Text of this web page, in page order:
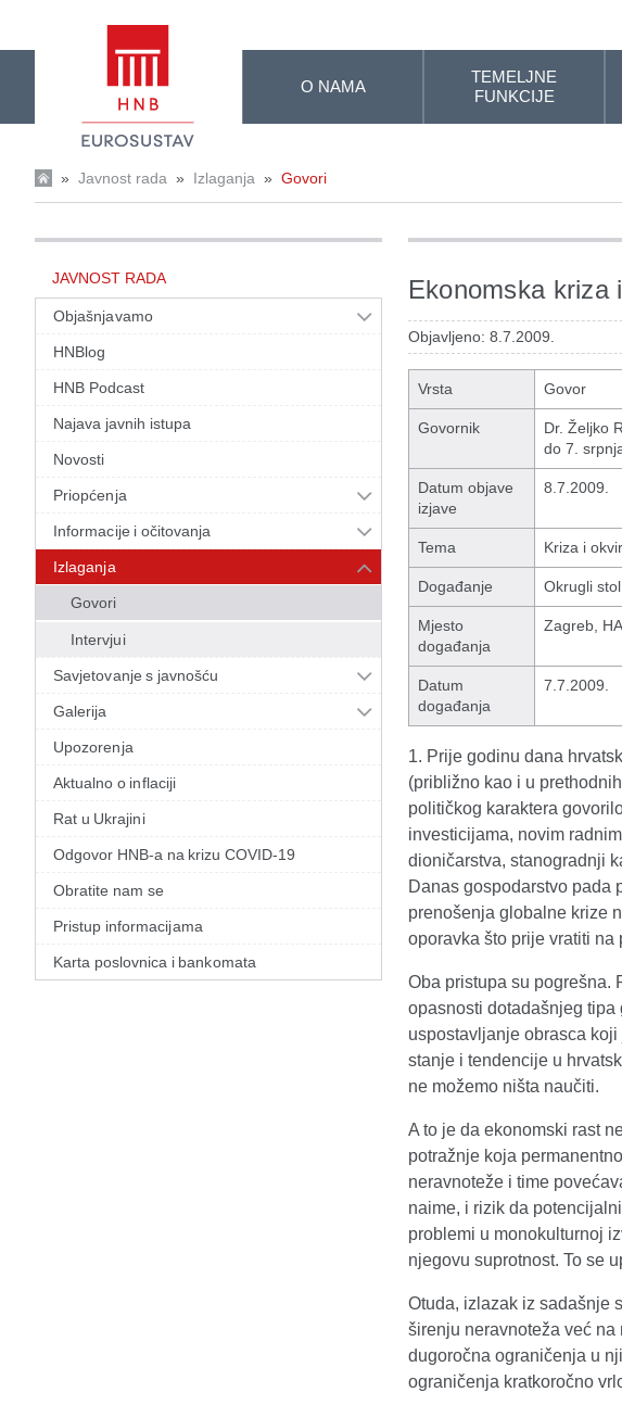
O NAMA
TEMELJNE
FUNKCIJE
» Javnost rada » Izlaganja » Govori
JAVNOST RADA
Objašnjavamo
HNBlog
HNB Podcast
Najava javnih istupa
Novosti
Priopćenja
Informacije i očitovanja
Izlaganja
Govori
Intervjui
Savjetovanje s javnošću
Galerija
Upozorenja
Aktualno o inflaciji
Rat u Ukrajini
Odgovor HNB-a na krizu COVID-19
Obratite nam se
Pristup informacijama
Karta poslovnica i bankomata
Ekonomska kriza
Objavljeno: 8.7.2009.
Vrsta Govor
Govornik
Dr. Željko
do 7.
Datum objave
izjave
8.7.2009.
Tema Kriza i
Događanje Okrugli
Mjesto
događanja
Zagreb,
Datum
događanja
7.7.2009.
1. Prije godinu dana
(približno kao i u
političkog karaktera
investicijama, novim
dioničarstva, stanogradnji
Danas gospodarstvo pada
prenošenja globalne krize
oporavka što prije vratiti
Oba pristupa su pogrešna.
opasnosti dotadašnjeg
uspostavljanje obrasca
stanje i tendencije u
ne možemo ništa naučiti.
A to je da ekonomski rast
potražnje koja
neravnoteže i time
naime, i rizik da
problemi u monokulturnoj
njegovu suprotnost. To se
Otuda, izlazak iz sadašnje
širenju neravnoteža već
dugoročna ograničenja u
ograničenja kratkoročno